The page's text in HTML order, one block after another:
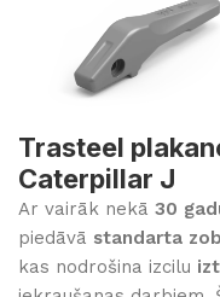
Trasteel
Caterpillar J
Ar vairāk nekā 30
piedāvā standarta
kas nodrošina izcilu